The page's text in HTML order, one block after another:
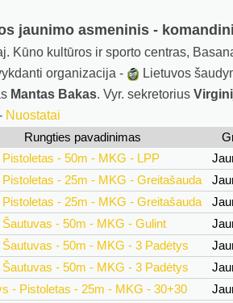
jaunimo asmeninis -
Kūno kultūros ir sporto centras,
organizacija -
Lietuvos
Mantas Bakas. Vyr. sekretorius
Nuostatai
Rungties pavadinimas
Pistoletas - 50m - MKG - LPP
Pistoletas - 25m - MKG - Greitašauda
Pistoletas - 25m - MKG - Greitašauda
Šautuvas - 50m - MKG - Gulint
Šautuvas - 50m - MKG - 3 Padėtys
Šautuvas - 50m - MKG - 3 Padėtys
- Pistoletas - 25m - MKG - 30+30